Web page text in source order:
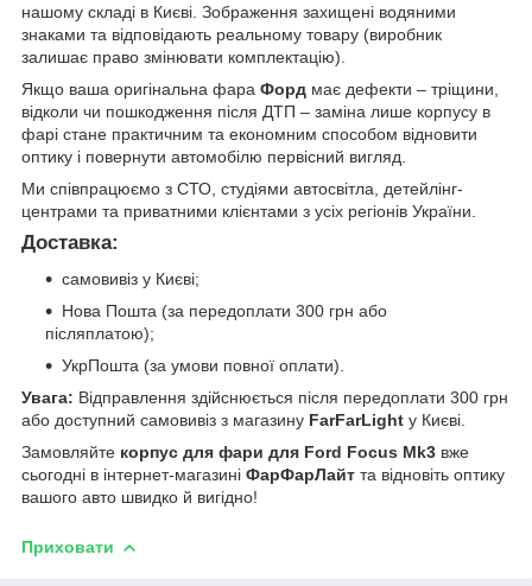
нашому складі в Києві. Зображення захищені водяними
знаками та відповідають реальному товару (виробник
залишає право змінювати комплектацію).
Якщо ваша оригінальна фара Форд має дефекти – тріщини,
відколи чи пошкодження після ДТП – заміна лише корпусу в
фарі стане практичним та економним способом відновити
оптику і повернути автомобілю первісний вигляд.
Ми співпрацюємо з СТО, студіями автосвітла, детейлінг-
центрами та приватними клієнтами з усіх регіонів України.
Доставка:
самовивіз у Києві;
Нова Пошта (за передоплати 300 грн або
післяплатою);
УкрПошта (за умови повної оплати).
Увага: Відправлення здійснюється після передоплати 300 грн
або доступний самовивіз з магазину FarFarLight у Києві.
Замовляйте корпус для фари для Ford Focus Mk3 вже
сьогодні в інтернет-магазині ФарФарЛайт та відновіть оптику
вашого авто швидко й вигідно!
Приховати